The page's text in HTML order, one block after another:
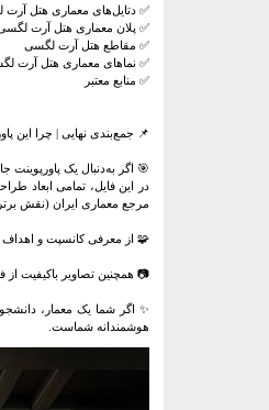
✅ دتایل‌های معماری هتل
✅ پلان معماری هتل آرت
✅ مقاطع هتل آرت لگسی
✅ نماهای معماری هتل آرت
✅ منابع معتبر
📌 جمع‌بندی نهایی | چرا این
🎯 اگر به‌دنبال یک
مرجع معماری ایران (نقش
🧩 از معرفی کانسپت و اهداف
📷 همچنین تصاویر باکیفیت
✨ اگر شما یک معمار،
هوشمندانه شماست.